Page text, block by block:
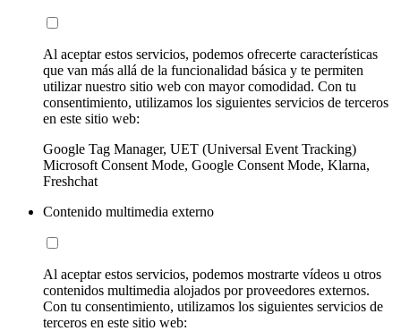
Al aceptar estos servicios, podemos ofrecerte características
que van más allá de la funcionalidad básica y te permiten
utilizar nuestro sitio web con mayor comodidad. Con tu
consentimiento, utilizamos los siguientes servicios de terceros
en este sitio web:
Google Tag Manager, UET (Universal Event Tracking)
Microsoft Consent Mode, Google Consent Mode, Klarna,
Freshchat
Contenido multimedia externo
Al aceptar estos servicios, podemos mostrarte vídeos u otros
contenidos multimedia alojados por proveedores externos.
Con tu consentimiento, utilizamos los siguientes servicios de
terceros en este sitio web: